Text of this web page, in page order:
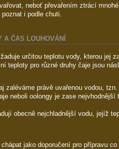
neboť převařením ztrácí
i podle chuti.
A ČAS LOUHOVÁNÍ
určitou teplotu vody, kterou jej
teploty pro různé druhy čaje jsou
zaléváme právě uvařenou vodou, tzn.
neboli oolongy je zase nejvhodnější
obecně nejchladnější vodu, jejíž
jako doporučení pro přípravu